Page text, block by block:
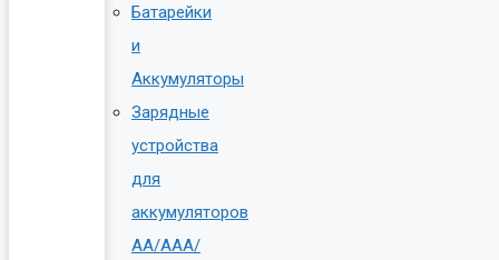
Батарейки
и
Аккумуляторы
Зарядные
устройства
для
аккумуляторов
AA/AAA/